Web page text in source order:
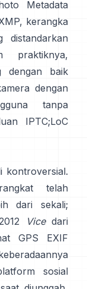
Metadata
, kerangka
praktiknya,
dengan baik
dengan
tanpa
IPTC;LoC
kontroversial.
telah
dari sekali;
Vicedari
GPS EXIF
sosial